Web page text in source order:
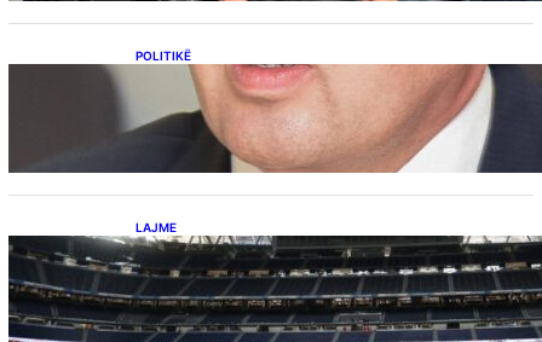
POLITIKË
Përplasja VV-LDK për gazin amerikan,
Kërçeli i përgjigjet Hotit: “Mbrojeni LDK-në, jo
aleancën me SHBA-në”
LAJME
Ish-mesfushori i Real Madridit dhe
Argjentinës,shtrohet urgjentisht në spital pas
problemeve me zemrën, mungon në ndeshjet
e ardhshme